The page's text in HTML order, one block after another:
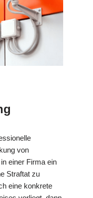
von
einer Firma ein
Straftat zu
eine konkrete